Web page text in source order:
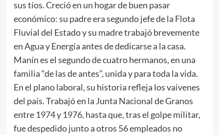
sus tíos. Creció en un hogar de buen pasar
económico: su padre era segundo jefe de la Flota
Fluvial del Estado y su madre trabajó brevemente
en Agua y Energía antes de dedicarse a la casa.
Manín es el segundo de cuatro hermanos, en una
familia “de las de antes”, unida y para toda la vida.
En el plano laboral, su historia refleja los vaivenes
del país. Trabajó en la Junta Nacional de Granos
entre 1974 y 1976, hasta que, tras el golpe militar,
fue despedido junto a otros 56 empleados no